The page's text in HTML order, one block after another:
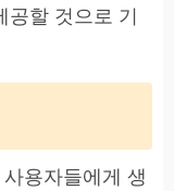
공할 것으로 기
용자들에게 생